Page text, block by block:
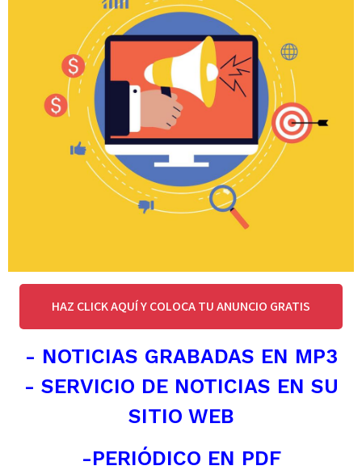
HAZ CLICK AQUÍ Y COLOCA TU ANUNCIO GRATIS
- NOTICIAS GRABADAS EN MP3
- SERVICIO DE NOTICIAS EN SU
SITIO WEB
-PERIÓDICO EN PDF